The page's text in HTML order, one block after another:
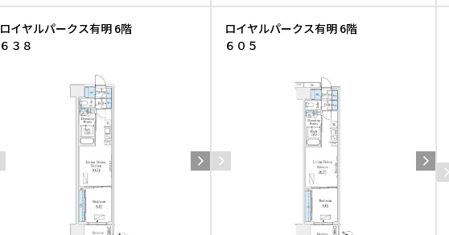
ロイヤルパークス有明 6階
６３８
ロイヤルパークス有明 6階
６０５